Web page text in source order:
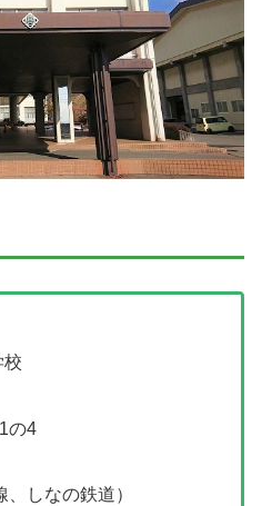
の4
しなの鉄道）